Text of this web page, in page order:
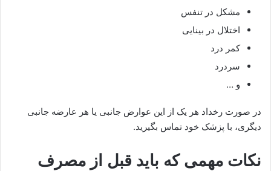
مشکل در تنفس
اختلال در بینایی
کمر درد
سردرد
و …
در صورت رخداد هر یک از این عوارض جانبی یا هر عارضه جانبی
دیگری، با پزشک خود تماس بگیرید.
نکات مهمی که باید قبل از مصرف